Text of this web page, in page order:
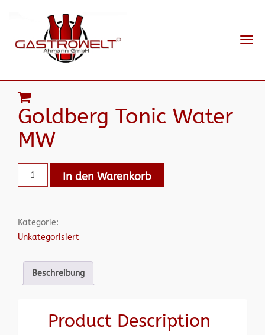
Goldberg Tonic Water
MW
In den Warenkorb
Kategorie:
Unkategorisiert
Beschreibung
Product Description